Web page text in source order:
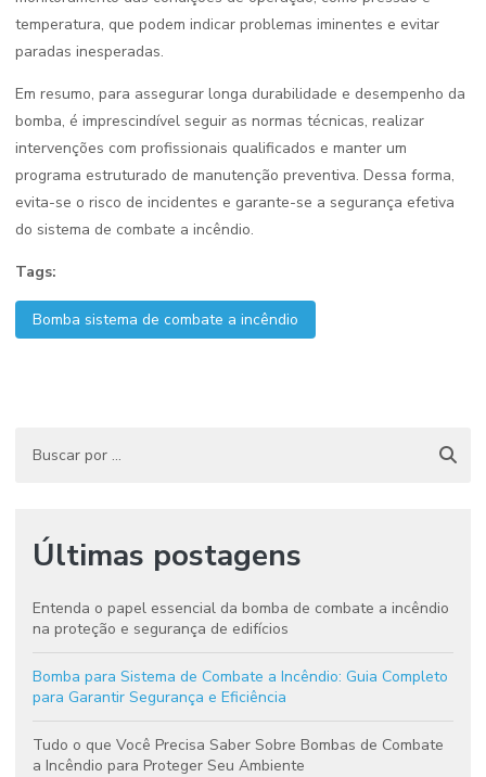
temperatura, que podem indicar problemas iminentes e evitar
paradas inesperadas.
Em resumo, para assegurar longa durabilidade e desempenho da
bomba, é imprescindível seguir as normas técnicas, realizar
intervenções com profissionais qualificados e manter um
programa estruturado de manutenção preventiva. Dessa forma,
evita-se o risco de incidentes e garante-se a segurança efetiva
do sistema de combate a incêndio.
Tags:
Bomba sistema de combate a incêndio
Últimas postagens
Entenda o papel essencial da bomba de combate a incêndio
na proteção e segurança de edifícios
Bomba para Sistema de Combate a Incêndio: Guia Completo
para Garantir Segurança e Eficiência
Tudo o que Você Precisa Saber Sobre Bombas de Combate
a Incêndio para Proteger Seu Ambiente